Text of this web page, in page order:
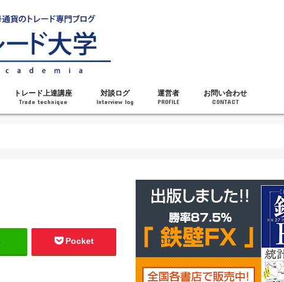
トレード上達講座
Trade technique
対談ログ
Interview log
運営者
PROFILE
お問い合わせ
CONTACT
Pocket